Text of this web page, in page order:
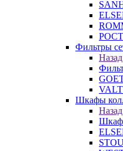
Фильтры
Назад
Шкафы
Назад